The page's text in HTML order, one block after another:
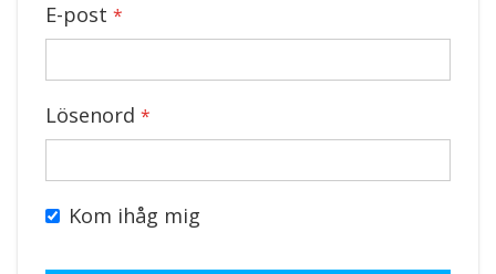
E-post
Lösenord
Kom ihåg mig